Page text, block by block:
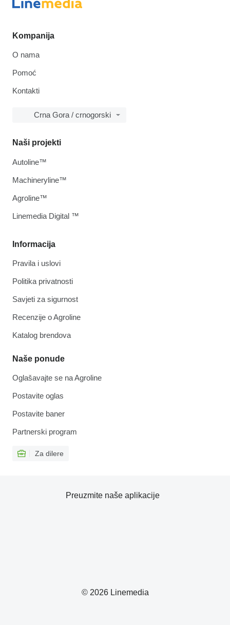
Kompanija
O nama
Pomoć
Kontakti
Crna Gora / crnogorski
Informacija
Pravila i uslovi
Politika privatnosti
Savjeti za sigurnost
Recenzije o Agroline
Katalog brendova
Naše ponude
Oglašavajte se na Agroline
Postavite oglas
Postavite baner
Partnerski program
Za dilere
Naši projekti
Autoline™
Machineryline™
Agroline™
Linemedia Digital ™
© 2026 Linemedia
Preuzmite naše aplikacije